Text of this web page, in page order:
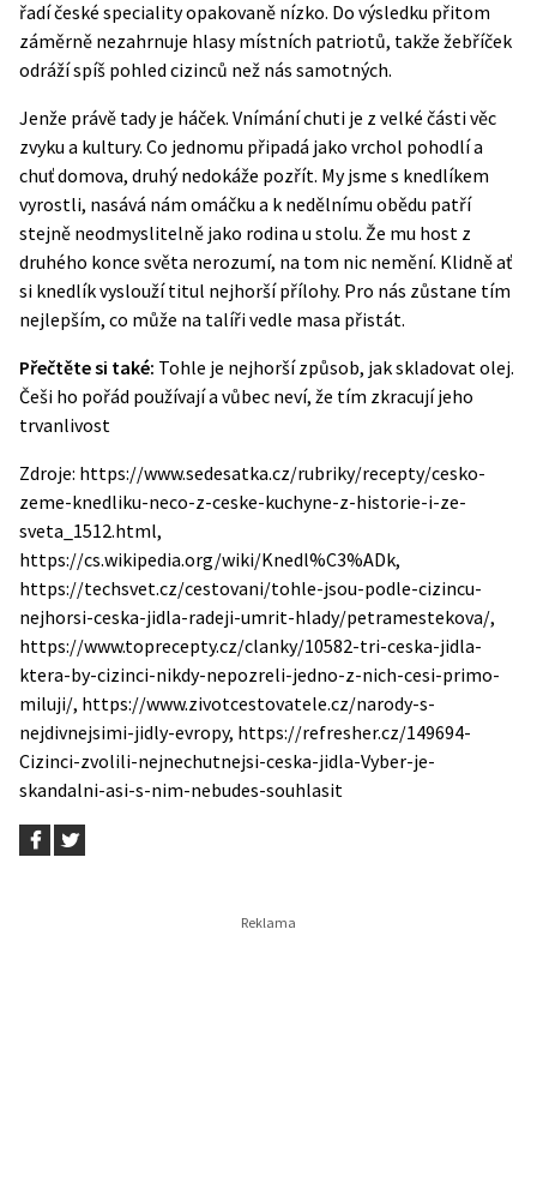
řadí české speciality opakovaně nízko. Do výsledku přitom
záměrně nezahrnuje hlasy místních patriotů, takže žebříček
odráží spíš pohled cizinců než nás samotných.
Jenže právě tady je háček. Vnímání chuti je z velké části věc
zvyku a kultury. Co jednomu připadá jako vrchol pohodlí a
chuť domova, druhý nedokáže pozřít. My jsme s knedlíkem
vyrostli, nasává nám omáčku a k nedělnímu obědu patří
stejně neodmyslitelně jako rodina u stolu. Že mu host z
druhého konce světa nerozumí, na tom nic nemění. Klidně ať
si knedlík vyslouží titul nejhorší přílohy. Pro nás zůstane tím
nejlepším, co může na talíři vedle masa přistát.
Přečtěte si také: Tohle je nejhorší způsob, jak skladovat olej.
Češi ho pořád používají a vůbec neví, že tím zkracují jeho
trvanlivost
Zdroje: https://www.sedesatka.cz/rubriky/recepty/cesko-
zeme-knedliku-neco-z-ceske-kuchyne-z-historie-i-ze-
sveta_1512.html,
https://cs.wikipedia.org/wiki/Knedl%C3%ADk,
https://techsvet.cz/cestovani/tohle-jsou-podle-cizincu-
nejhorsi-ceska-jidla-radeji-umrit-hlady/petramestekova/,
https://www.toprecepty.cz/clanky/10582-tri-ceska-jidla-
ktera-by-cizinci-nikdy-nepozreli-jedno-z-nich-cesi-primo-
miluji/, https://www.zivotcestovatele.cz/narody-s-
nejdivnejsimi-jidly-evropy, https://refresher.cz/149694-
Cizinci-zvolili-nejnechutnejsi-ceska-jidla-Vyber-je-
skandalni-asi-s-nim-nebudes-souhlasit